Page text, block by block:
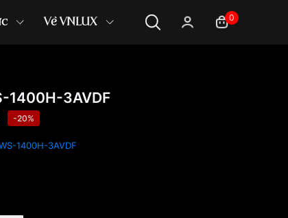
Về VNLUX 0
1400H-3AVDF
-20%
1400H-3AVDF